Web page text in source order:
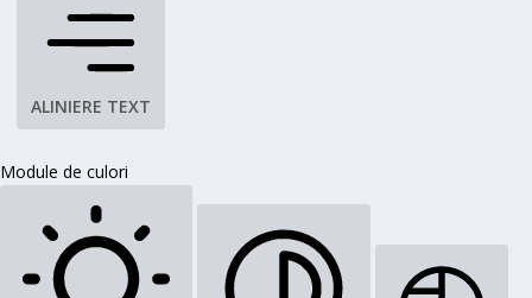
ALINIERE TEXT
Module de culori